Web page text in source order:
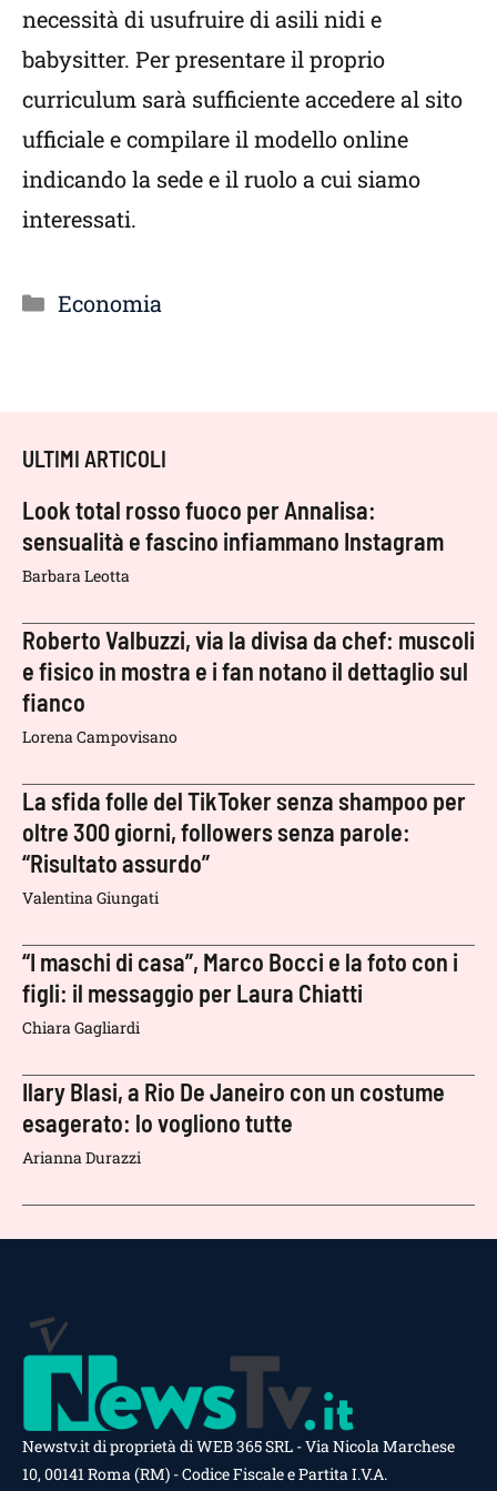
necessità di usufruire di asili nidi e
babysitter. Per presentare il proprio
curriculum sarà sufficiente accedere al sito
ufficiale e compilare il modello online
indicando la sede e il ruolo a cui siamo
interessati.
Categorie
Economia
ULTIMI ARTICOLI
Look total rosso fuoco per Annalisa:
sensualità e fascino infiammano Instagram
Barbara Leotta
Roberto Valbuzzi, via la divisa da chef: muscoli
e fisico in mostra e i fan notano il dettaglio sul
fianco
Lorena Campovisano
La sfida folle del TikToker senza shampoo per
oltre 300 giorni, followers senza parole:
“Risultato assurdo”
Valentina Giungati
“I maschi di casa”, Marco Bocci e la foto con i
figli: il messaggio per Laura Chiatti
Chiara Gagliardi
Ilary Blasi, a Rio De Janeiro con un costume
esagerato: lo vogliono tutte
Arianna Durazzi
Newstv.it di proprietà di WEB 365 SRL - Via Nicola Marchese
10, 00141 Roma (RM) - Codice Fiscale e Partita I.V.A.